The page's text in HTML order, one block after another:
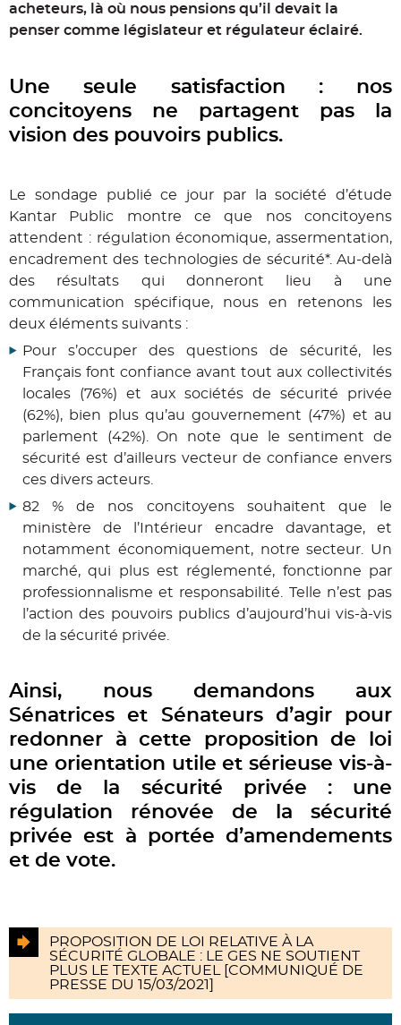
acheteurs, là où nous pensions qu’il devait la
penser comme législateur et régulateur éclairé.
Une seule satisfaction : nos
concitoyens ne partagent pas la
vision des pouvoirs publics.
Le sondage publié ce jour par la société d’étude
Kantar Public montre ce que nos concitoyens
attendent : régulation économique, assermentation,
encadrement des technologies de sécurité*. Au-delà
des résultats qui donneront lieu à une
communication spécifique, nous en retenons les
deux éléments suivants :
Pour s’occuper des questions de sécurité, les
Français font confiance avant tout aux collectivités
locales (76%) et aux sociétés de sécurité privée
(62%), bien plus qu’au gouvernement (47%) et au
parlement (42%). On note que le sentiment de
sécurité est d’ailleurs vecteur de confiance envers
ces divers acteurs.
82 % de nos concitoyens souhaitent que le
ministère de l’Intérieur encadre davantage, et
notamment économiquement, notre secteur.
Un
marché, qui plus est réglementé, fonctionne par
professionnalisme et responsabilité. Telle n’est pas
l’action des pouvoirs publics d’aujourd’hui vis-à-vis
de la sécurité privée.
Ainsi, nous demandons aux
Sénatrices et Sénateurs d’agir pour
redonner à cette proposition de loi
une orientation utile et sérieuse vis-à-
vis de la sécurité privée : une
régulation rénovée de la sécurité
privée est à portée d’amendements
et de vote.
PROPOSITION DE LOI RELATIVE À LA
SÉCURITÉ GLOBALE : LE GES NE SOUTIENT
PLUS LE TEXTE ACTUEL [COMMUNIQUÉ DE
PRESSE DU 15/03/2021]